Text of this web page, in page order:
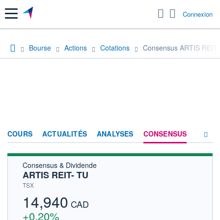
Menu Connexion
Bourse Actions Cotations Consensus ARTIS
COURS ACTUALITÉS ANALYSES CONSENSUS
Consensus & Dividende
ARTIS REIT- TU
TSX
14,940 CAD
+0,20%